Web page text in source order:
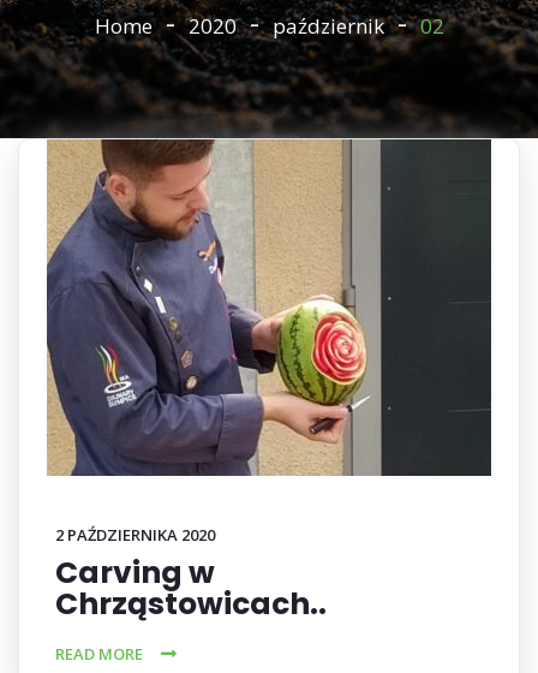
Home 2020 październik 02
2 PAŹDZIERNIKA 2020
Carving w
Chrząstowicach..
READ MORE